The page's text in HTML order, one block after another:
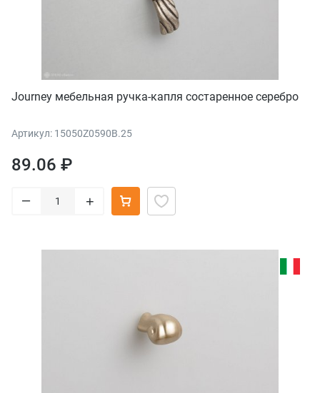
Journey мебельная ручка-капля состаренное серебро
Артикул: 15050Z0590B.25
89.06 ₽
– +